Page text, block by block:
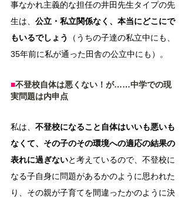
事なかれ主義的な担任の井田先生タイプの先
生は、 公立・私立関係なく、本当にどこにで
もいるでしょう
（うちの子達の私立中にも、
35年前に私が通った田舎の公立中にも）。
■不登校自体は悪くない！が……中学での現
実問題は内申点
私は、 不登校になること自体はいいも悪いも
なくて、その子のその環境への適応の結果の
表れに過ぎないと考えているので、不登校に
なる子自身に問題があるかのように思われた
り、その親が子育てを間違ったかのように決